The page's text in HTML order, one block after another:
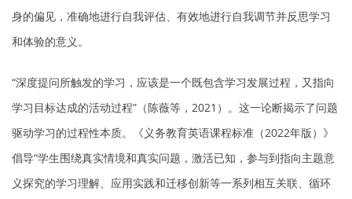
身的偏见，准确地进行自我评估、有效地进行自我调节并反思学习
和体验的意义。
“深度提问所触发的学习，应该是一个既包含学习发展过程，又指向
学习目标达成的活动过程”（陈薇等，2021）。这一论断揭示了问题
驱动学习的过程性本质。《义务教育英语课程标准（2022年版）》
倡导“学生围绕真实情境和真实问题，激活已知，参与到指向主题意
义探究的学习理解、应用实践和迁移创新等一系列相互关联、循环